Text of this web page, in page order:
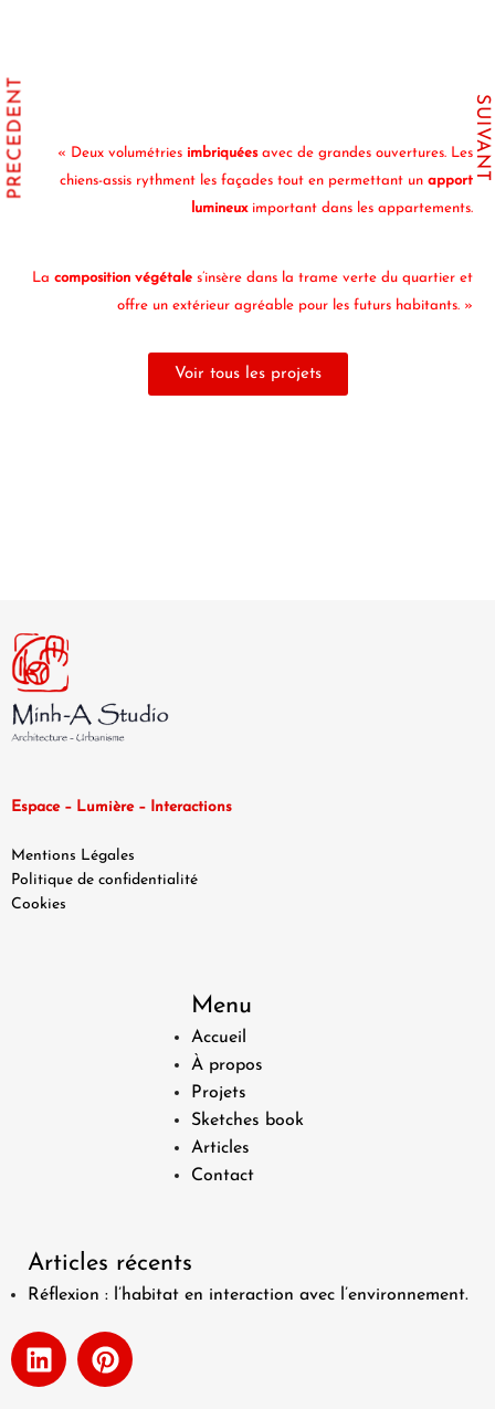
« Deux volumétries imbriquéesavec de grandes ouvertures. Les
chiens-assis rythment les façades tout en permettant un apport
lumineuximportant dans les appartements.
La composition végétale s’insère dans la trame verte du quartier et
offre un extérieur agréable pour les futurs habitants. »
Voir tous les projets
PRECEDENT SUIVANT
Espace – Lumière – Interactions
Mentions Légales
Politique de confidentialité
Cookies
Menu
Accueil
À propos
Projets
Sketches book
Articles
Contact
Articles récents
Réflexion : l’habitat en interaction avec l’environnement.